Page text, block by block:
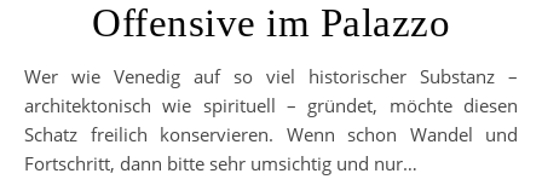
Offensive im Palazzo
Wer wie Venedig auf so viel historischer Substanz –
architektonisch wie spirituell – gründet, möchte diesen
Schatz freilich konservieren. Wenn schon Wandel und
Fortschritt, dann bitte sehr umsichtig und nur…